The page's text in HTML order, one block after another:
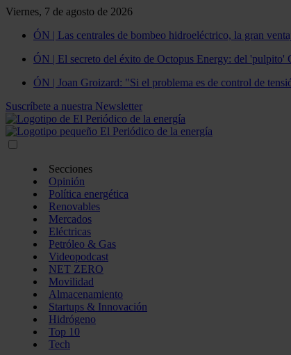
Viernes, 7 de agosto de 2026
ÓN | Las centrales de bombeo hidroeléctrico, la gran
ÓN | El secreto del éxito de Octopus Energy: del 'pulpito'
ÓN | Joan Groizard: "Si el problema es de control de
Suscríbete a nuestra Newsletter
Secciones
Opinión
Política energética
Renovables
Mercados
Eléctricas
Petróleo & Gas
Videopodcast
NET ZERO
Movilidad
Almacenamiento
Startups & Innovación
Hidrógeno
Top 10
Tech